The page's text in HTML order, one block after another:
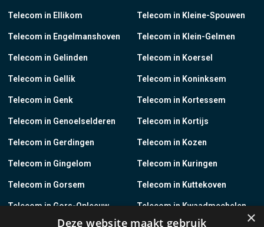
Telecom in Ellikom
Telecom in Engelmanshoven
Telecom in Gelinden
Telecom in Gellik
Telecom in Genk
Telecom in Genoelselderen
Telecom in Gerdingen
Telecom in Gingelom
Telecom in Gorsem
Telecom in Gors-Opleeuw
Telecom in Kleine-Spouwen
Telecom in Klein-Gelmen
Telecom in Koersel
Telecom in Koninksem
Telecom in Kortessem
Telecom in Kortijs
Telecom in Kozen
Telecom in Kuringen
Telecom in Kuttekoven
Telecom in Kwaadmechelen
×
Deze website maakt gebruik